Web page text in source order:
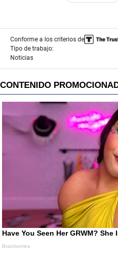
Conforme a los criterios de
Tipo de trabajo:
Noticias